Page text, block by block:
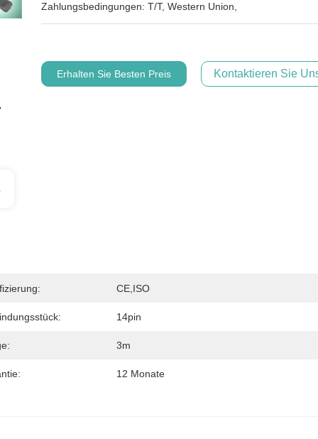
Zahlungsbedingungen: T/T, Western Union,
Erhalten Sie Besten Preis Kontaktieren Sie
CE,ISO
14pin
3m
12 Monate